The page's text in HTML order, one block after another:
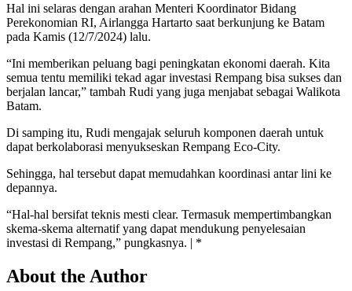
Hal ini selaras dengan arahan Menteri Koordinator Bidang
Perekonomian RI, Airlangga Hartarto saat berkunjung ke Batam
pada Kamis (12/7/2024) lalu.
“Ini memberikan peluang bagi peningkatan ekonomi daerah. Kita
semua tentu memiliki tekad agar investasi Rempang bisa sukses dan
berjalan lancar,” tambah Rudi yang juga menjabat sebagai Walikota
Batam.
Di samping itu, Rudi mengajak seluruh komponen daerah untuk
dapat berkolaborasi menyukseskan Rempang Eco-City.
Sehingga, hal tersebut dapat memudahkan koordinasi antar lini ke
depannya.
“Hal-hal bersifat teknis mesti clear. Termasuk mempertimbangkan
skema-skema alternatif yang dapat mendukung penyelesaian
investasi di Rempang,” pungkasnya. | *
About the Author